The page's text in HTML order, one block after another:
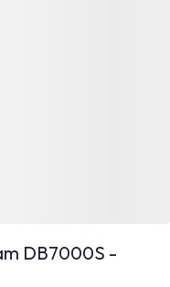
DB7000S -